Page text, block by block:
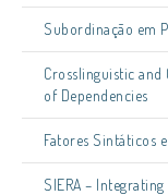
Subordinação em
Crosslinguistic
of Dependencies
Fatores Sintáticos
SIERA –